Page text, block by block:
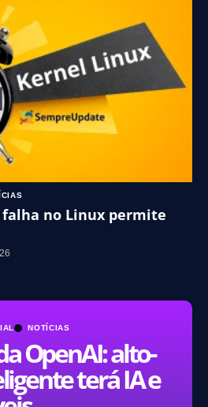
NOTÍCIAS
OpenAI: alto-
terá IA e
falha no Linux permite